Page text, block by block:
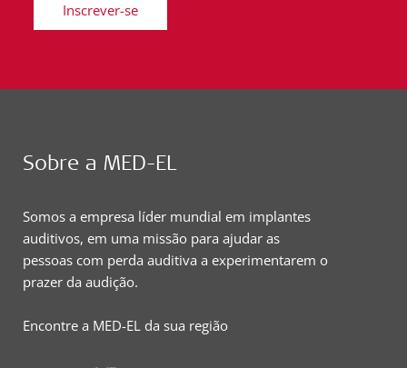
Inscrever-se
Sobre a MED-EL
Somos a empresa líder mundial em implantes
auditivos, em uma missão para ajudar as
pessoas com perda auditiva a experimentarem o
prazer da audição.
Encontre a MED-EL da sua região